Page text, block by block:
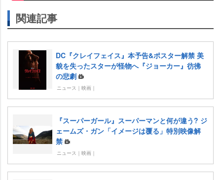
関連記事
DC『クレイフェイス』本予告&ポスター解禁 美
貌を失ったスターが怪物へ『ジョーカー』彷彿
の悲劇
ニュース｜映画｜
『スーパーガール』スーパーマンと何が違う? ジ
ェームズ・ガン「イメージは覆る」特別映像解
禁
ニュース｜映画｜